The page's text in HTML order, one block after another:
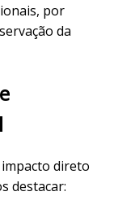
por
da
direto
destacar: